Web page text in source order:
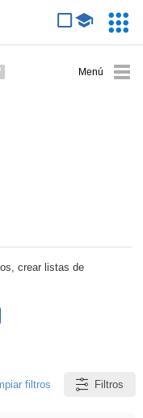
avanzada
crear listas de
filtros Filtros